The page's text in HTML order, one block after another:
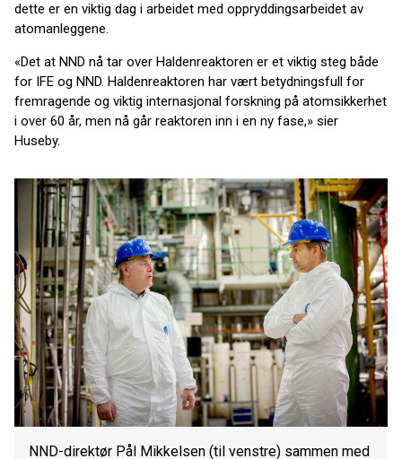
dette er en viktig dag i arbeidet med oppryddingsarbeidet av
atomanleggene.
«Det at NND nå tar over Haldenreaktoren er et viktig steg både
for IFE og NND. Haldenreaktoren har vært betydningsfull for
fremragende og viktig internasjonal forskning på atomsikkerhet
i over 60 år, men nå går reaktoren inn i en ny fase,» sier
Huseby.
NND-direktør Pål Mikkelsen (til venstre) sammen med